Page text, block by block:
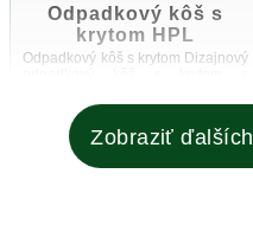
Odpadkový kôš s
krytom HPL
Odpadkový kôš s krytom Dizajnový
exteriéru - parky, ihriská, ale aj do
interiéru - nákupné ...
Zobraziť ďalších